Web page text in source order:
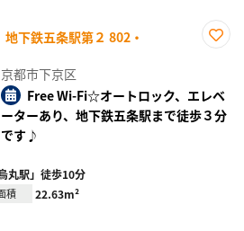
下鉄五条駅第２ 802・
録
京都市下京区
Free Wi-Fi☆オートロック、エレベ
ーターあり、地下鉄五条駅まで徒歩３分
です♪
丸駅」徒歩10分
積 22.63m²